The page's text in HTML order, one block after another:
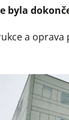
byla
a